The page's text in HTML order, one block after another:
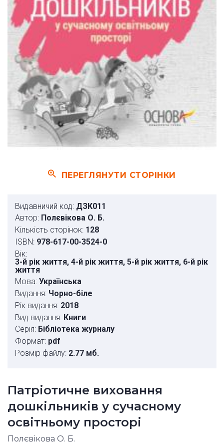
ПЕРЕГЛЯНУТИ СТОРІНКИ
Видавничий код: ДЗК011
Автор: Полєвікова О. Б.
Кількість сторінок: 128
ISBN: 978-617-00-3524-0
Вік:
3-й рік життя, 4-й рік життя, 5-й рік життя, 6-й рік
життя
Мова: Українська
Видання: Чорно-біле
Рік видання: 2018
Вид видання: Книги
Серія: Бібліотека журналу
Формат: pdf
Розмір файлу: 2.77 мб.
Патріотичне виховання
дошкільників у сучасному
освітньому просторі
Полєвікова О. Б.